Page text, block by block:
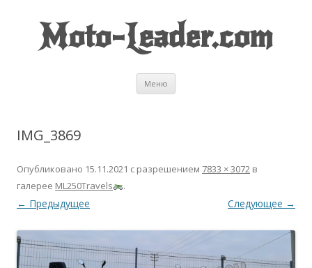
Moto-Leader.com
Меню
IMG_3869
Опубликовано 15.11.2021 с разрешением 7833 × 3072 в
галерее ML250Travels .
← Предыдущее Следующее →